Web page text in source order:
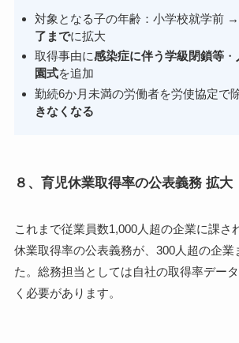
対象となる子の年齢：小学校就学前
了までに拡大
取得事由に感染症に伴う学級閉鎖等 ・
園式を追加
勤続6か月未満の労働者を労使協定で
きなくなる
８、育児休業取得率の公表義務 拡大
これまで従業員数1,000人超の企業に課さ
休業取得率の公表義務が、 300人超の企業
た。総務担当としては自社の取得率デー
く必要があります。